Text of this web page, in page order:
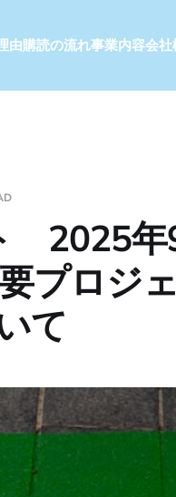
由購読の流れ事業内容会社
2025年
プロジ
て